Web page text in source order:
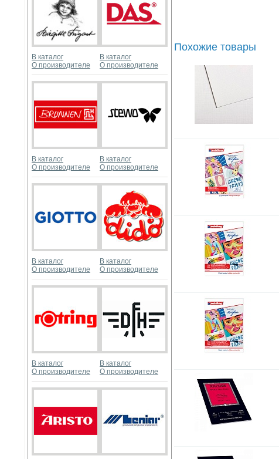
В каталог
О производителе
В каталог
О производителе
В каталог
О производителе
В каталог
О производителе
В каталог
О производителе
В каталог
О производителе
В каталог
О производителе
В каталог
О производителе
Похожие товары